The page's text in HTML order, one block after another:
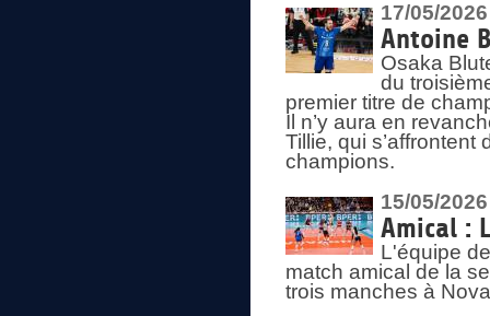
17/05/2026
Antoine
Osaka
du
premier titre de
Il n’y aura en
Tillie, qui
champions.
15/05/2026
Amical :
L'équipe
match amical de la
trois manches à